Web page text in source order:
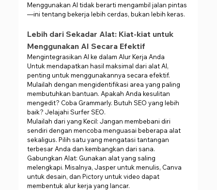
Menggunakan AI tidak berarti mengambil jalan pintas
—ini tentang bekerja lebih cerdas, bukan lebih keras.
Lebih dari Sekadar Alat: Kiat-kiat untuk
Menggunakan AI Secara Efektif
Mengintegrasikan AI ke dalam Alur Kerja Anda
Untuk mendapatkan hasil maksimal dari alat AI,
penting untuk menggunakannya secara efektif.
Mulailah dengan mengidentifikasi area yang paling
membutuhkan bantuan. Apakah Anda kesulitan
mengedit? Coba Grammarly. Butuh SEO yang lebih
baik? Jelajahi Surfer SEO.
Mulailah dari yang Kecil: Jangan membebani diri
sendiri dengan mencoba menguasai beberapa alat
sekaligus. Pilih satu yang mengatasi tantangan
terbesar Anda dan kembangkan dari sana.
Gabungkan Alat: Gunakan alat yang saling
melengkapi. Misalnya, Jasper untuk menulis, Canva
untuk desain, dan Pictory untuk video dapat
membentuk alur kerja yang lancar.